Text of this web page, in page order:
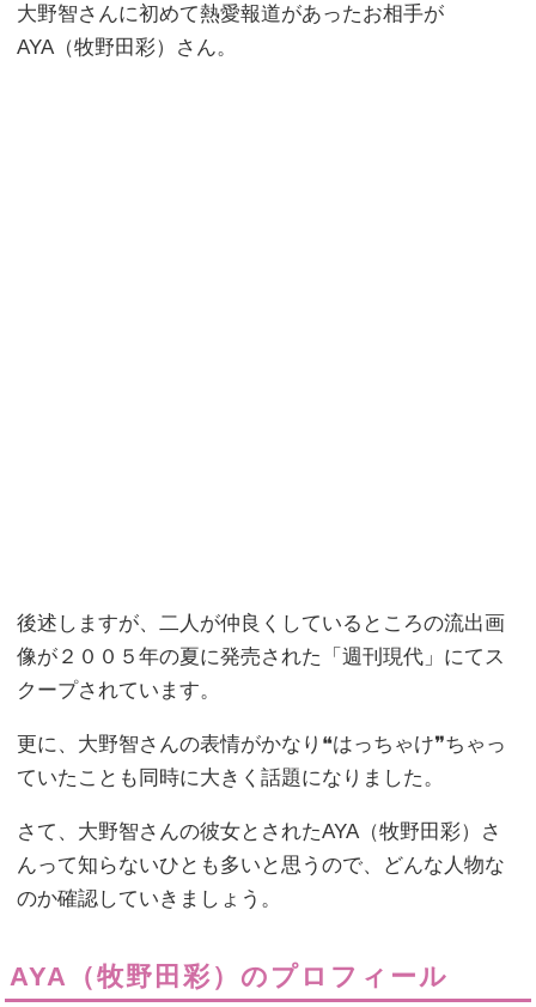
大野智さんに初めて熱愛報道があったお相手が
AYA（牧野田彩）さん。
後述しますが、二人が仲良くしているところの流出画
像が２００５年の夏に発売された「週刊現代」にてス
クープされています。
更に、大野智さんの表情がかなり❝はっちゃけ❞ちゃっ
ていたことも同時に大きく話題になりました。
さて、大野智さんの彼女とされたAYA（牧野田彩）さ
んって知らないひとも多いと思うので、どんな人物な
のか確認していきましょう。
AYA（牧野田彩）のプロフィール